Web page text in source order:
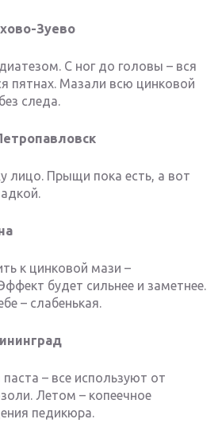
Зуево
С ног до головы – вся
пятнах. Мазали всю цинковой
следа.
лицо. Прыщи пока есть, а вот
к цинковой мази –
будет сильнее и заметнее.
– слабенькая.
– все используют от
Летом – копеечное
педикюра.